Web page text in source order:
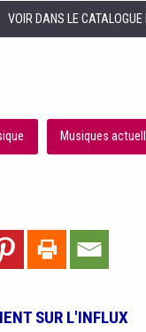
VOIR DANS LE CATALOGUE
Musiques
SUR L'INFLUX